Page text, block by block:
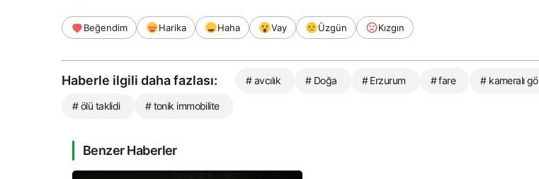
Beğendim Harika Haha Vay Üzgün Kızgın
Haberle ilgili daha fazlası: # avcılık # Doğa # Erzurum # fare # kameralı
# ölü taklidi # tonik immobilite
Benzer Haberler